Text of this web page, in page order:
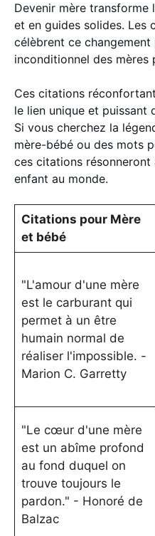
Devenir mère
et en guides solides. Les
célèbrent ce
inconditionnel des mères
Ces citations
le lien unique et puissant
Si vous cherchez la
mère-bébé ou des mots
ces citations
enfant au monde.
Citations pour Mère
et bébé
"L'amour d'une mère
est le carburant qui
permet à un être
humain normal de
réaliser l'impossible. -
Marion C. Garretty
"Le cœur d'une mère
est un abîme profond
au fond duquel on
trouve toujours le
pardon." - Honoré de
Balzac